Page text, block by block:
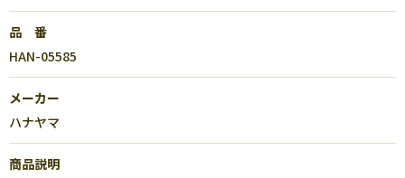
品 番
HAN-05585
メーカー
ハナヤマ
商品説明